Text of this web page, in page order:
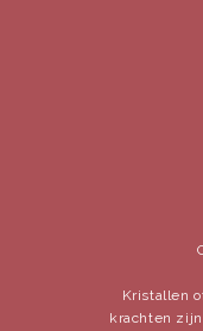
Kristallen
krachten